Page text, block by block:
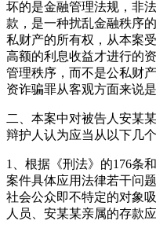
坏的是金融管理法规，非
款，是一种扰乱金融秩序
私财产的所有权，从本案
高额的利息收益才进行的
管理秩序，而不是公私财
资诈骗罪从客观方面来说是
二、本案中对被告人安某
辩护人认为应当从以下几
1、根据《刑法》的176条
案件具体应用法律若干问
社会公众即不特定的对象
人员、安某某亲属的存款